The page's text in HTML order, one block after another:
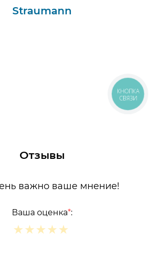
Straumann
Отзывы
важно ваше мнение!
Ваша оценка*:
★
★★
★★★
★★★★
★★★★★
КНОПКА
СВЯЗИ